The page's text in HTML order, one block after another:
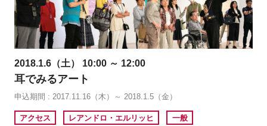
2018.1.6（土） 10:00 ～ 12:00
耳でみるアート
申込期間 : 2017.11.16（木）～ 2018.1.5（金）
アクセス レアンドロ・エルリッヒ 一般